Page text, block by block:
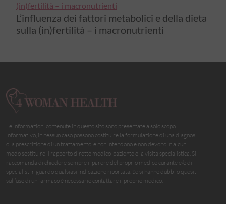
L’influenza dei fattori metabolici e della dieta
sulla (in)fertilità – i macronutrienti
Le informazioni contenute in questo sito sono presentate a solo scopo
informativo, in nessun caso possono costituire la formulazione di una diagnosi
o la prescrizione di un trattamento, e non intendono e non devono in alcun
modo sostituire il rapporto diretto medico-paziente o la visita specialistica. Si
raccomanda di chiedere sempre il parere del proprio medico curante e/o di
specialisti riguardo qualsiasi indicazione riportata. Se si hanno dubbi o quesiti
sull’uso di un farmaco è necessario contattare il proprio medico.